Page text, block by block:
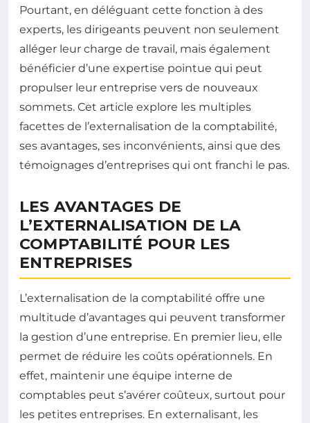
Pourtant, en déléguant cette fonction à des
experts, les dirigeants peuvent non seulement
alléger leur charge de travail, mais également
bénéficier d’une expertise pointue qui peut
propulser leur entreprise vers de nouveaux
sommets. Cet article explore les multiples
facettes de l’externalisation de la comptabilité,
ses avantages, ses inconvénients, ainsi que des
témoignages d’entreprises qui ont franchi le pas.
LES AVANTAGES DE
L’EXTERNALISATION DE LA
COMPTABILITÉ POUR LES
ENTREPRISES
L’externalisation de la comptabilité offre une
multitude d’avantages qui peuvent transformer
la gestion d’une entreprise. En premier lieu, elle
permet de réduire les coûts opérationnels. En
effet, maintenir une équipe interne de
comptables peut s’avérer coûteux, surtout pour
les petites entreprises. En externalisant, les